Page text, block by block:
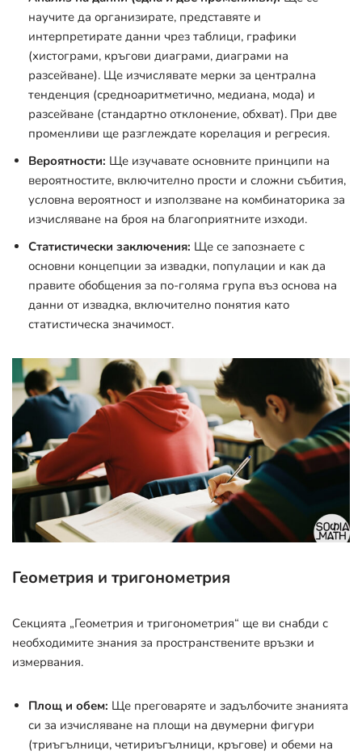
научите да организирате, представяте и
интерпретирате данни чрез таблици, графики
(хистограми, кръгови диаграми, диаграми на
разсейване). Ще изчислявате мерки за централна
тенденция (средноаритметично, медиана, мода) и
разсейване (стандартно отклонение, обхват). При две
променливи ще разглеждате корелация и регресия.
Вероятности: Ще изучавате основните принципи на
вероятностите, включително прости и сложни събития,
условна вероятност и използване на комбинаторика за
изчисляване на броя на благоприятните изходи.
Статистически заключения: Ще се запознаете с
основни концепции за извадки, популации и как да
правите обобщения за по-голяма група въз основа на
данни от извадка, включително понятия като
статистическа значимост.
Геометрия и тригонометрия
Секцията „Геометрия и тригонометрия“ ще ви снабди с
необходимите знания за пространствените връзки и
измервания.
Площ и обем: Ще преговаряте и задълбочите знанията
си за изчисляване на площи на двумерни фигури
(триъгълници, четириъгълници, кръгове) и обеми на